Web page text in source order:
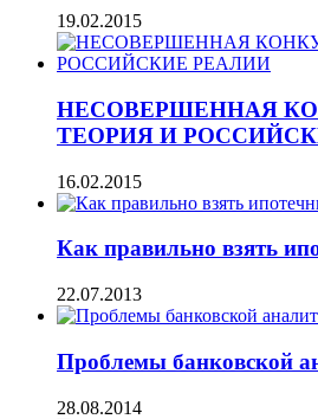
19.02.2015
НЕСОВЕРШЕННАЯ
ТЕОРИЯ И
16.02.2015
Как правильно взять
22.07.2013
Проблемы банковской
28.08.2014